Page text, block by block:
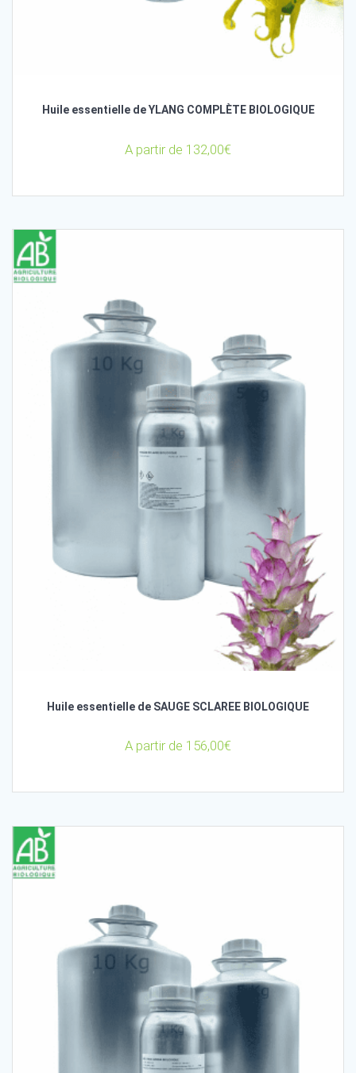
Huile essentielle de YLANG COMPLÈTE BIOLOGIQUE
A partir de 132,00€
Huile essentielle de SAUGE SCLAREE BIOLOGIQUE
A partir de 156,00€